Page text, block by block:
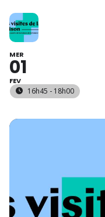
MER
01
FEV
16h45 - 18h00